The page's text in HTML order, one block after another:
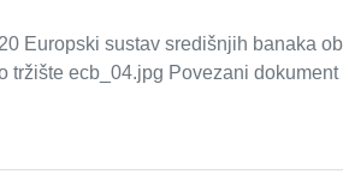
Europski sustav središnjih banaka
tržište ecb_04.jpg Povezani dokument